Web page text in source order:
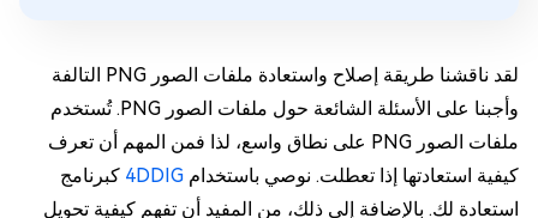
لقد ناقشنا طريقة إصلاح واستعادة ملفات الصور PNG التالفة
وأجبنا على الأسئلة الشائعة حول ملفات الصور PNG. تُستخدم
ملفات الصور PNG على نطاق واسع، لذا فمن المهم أن تعرف
كيفية استعادتها إذا تعطلت. نوصي باستخدام 4DDIG كبرنامج
استعادة لك. بالإضافة إلى ذلك، من المفيد أن تفهم كيفية تحويل